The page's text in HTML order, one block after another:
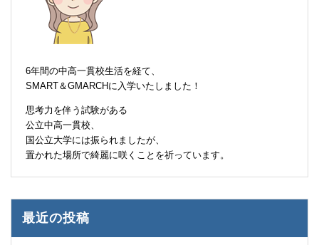
6年間の中高一貫校生活を経て、
SMART＆GMARCHに入学いたしました！
思考力を伴う試験がある
公立中高一貫校、
国公立大学には振られましたが、
置かれた場所で綺麗に咲くことを祈っています。
最近の投稿